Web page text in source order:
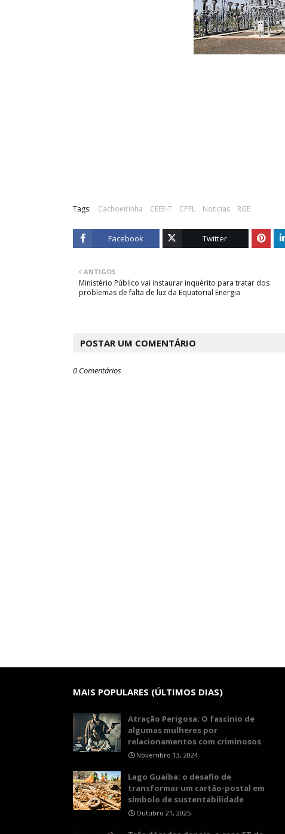
Tags: Cachoeirinha CEEE-T CPFL Noticias RGE
Facebook Twitter
ANTIGOS
Ministério Público vai instaurar inquérito para tratar dos
problemas de falta de luz da Equatorial Energia
POSTAR UM COMENTÁRIO
0 Comentários
MAIS POPULARES (ÚLTIMOS DIAS)
Atração Perigosa: O fascínio de
algumas mulheres por
relacionamentos com criminosos
Novembro 13, 2024
Lago Guaíba: o desafio de
transformar um cartão-postal em
símbolo de sustentabilidade
Outubro 21, 2025